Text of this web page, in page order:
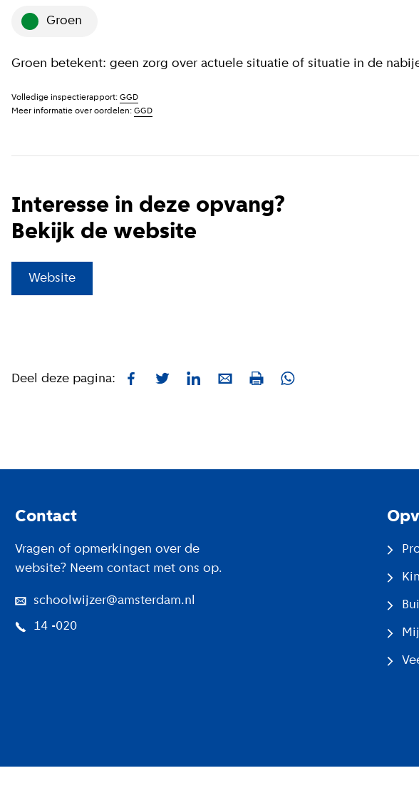
groen
Groen betekent: geen zorg over actuele situatie of situatie in de
Volledige inspectierapport: GGD
Meer informatie over oordelen: GGD
Interesse in deze opvang?
Bekijk de website
Website
Deel deze pagina: Facebook
TwitterLinkedInE-mailPrint Whatsapp
Contact
Vragen of opmerkingen over de
website? Neem contact met ons op.
schoolwijzer@amsterdam.nl
14 -020